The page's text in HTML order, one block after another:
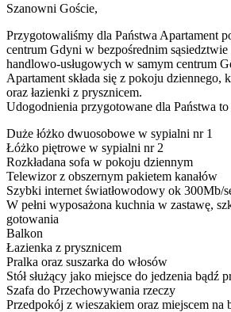
Szanowni Goście,
Przygotowaliśmy dla Państwa Apartament
centrum Gdyni w bezpośrednim
handlowo-usługowych w samym centrum
Apartament składa się z pokoju dziennego,
oraz łazienki z prysznicem.
Udogodnienia przygotowane dla Państwa
Duże łóżko dwuosobowe w sypialni nr 1
Łóżko piętrowe w sypialni nr 2
Rozkładana sofa w pokoju dziennym
Telewizor z obszernym pakietem kanałów
Szybki internet światłowodowy ok 300Mb/
W pełni wyposażona kuchnia w zastawę,
gotowania
Balkon
Łazienka z prysznicem
Pralka oraz suszarka do włosów
Stół służący jako miejsce do jedzenia bądź
Szafa do Przechowywania rzeczy
Przedpokój z wieszakiem oraz miejscem na